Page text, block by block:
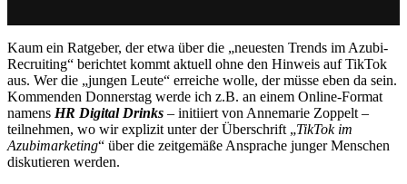
Kaum ein Ratgeber, der etwa über die „neuesten Trends im Azubi-
Recruiting“ berichtet kommt aktuell ohne den Hinweis auf TikTok
aus. Wer die „jungen Leute“ erreiche wolle, der müsse eben da sein.
Kommenden Donnerstag werde ich z.B. an einem Online-Format
namens HR Digital Drinks – initiiert von Annemarie Zoppelt –
teilnehmen, wo wir explizit unter der Überschrift „TikTok im
Azubimarketing“ über die zeitgemäße Ansprache junger Menschen
diskutieren werden.